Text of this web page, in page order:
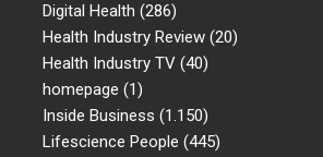
Digital Health (286)
Health Industry Review (20)
Health Industry TV (40)
homepage (1)
Inside Business (1.150)
Lifescience People (445)